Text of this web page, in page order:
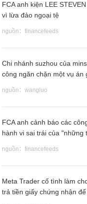
FCA anh kiện LEE
vì lừa đảo ngoại tệ
nguồn：financefeeds
Chi nhánh suzhou của
công ngăn chặn một vụ án
nguồn：wangluo
FCA anh cảnh báo các
hành vi sai trái của "những
nguồn：financefeeds
Meta Trader cố tình làm
trả tiền giấy chứng nhận